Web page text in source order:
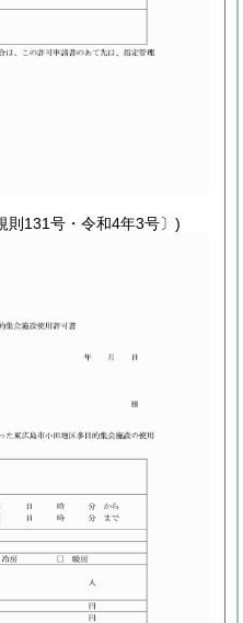
則131号・令和4年3号〕)